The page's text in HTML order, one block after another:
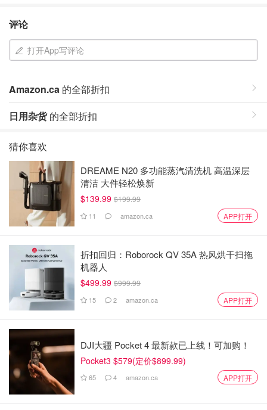
评论
打开App写评论
Amazon.ca 的全部折扣
日用杂货的全部折扣
猜你喜欢
DREAME N20 多功能蒸汽清洗机 高温深层
清洁 大件轻松焕新
$139.99 $199.99
11 amazon.ca APP打开
折扣回归：Roborock QV 35A 热风烘干扫拖
机器人
$499.99 $999.99
15 2 amazon.ca APP打开
DJI大疆 Pocket 4 最新款已上线！可加购！
Pocket3 $579(定价$899.99)
65 4 amazon.ca APP打开